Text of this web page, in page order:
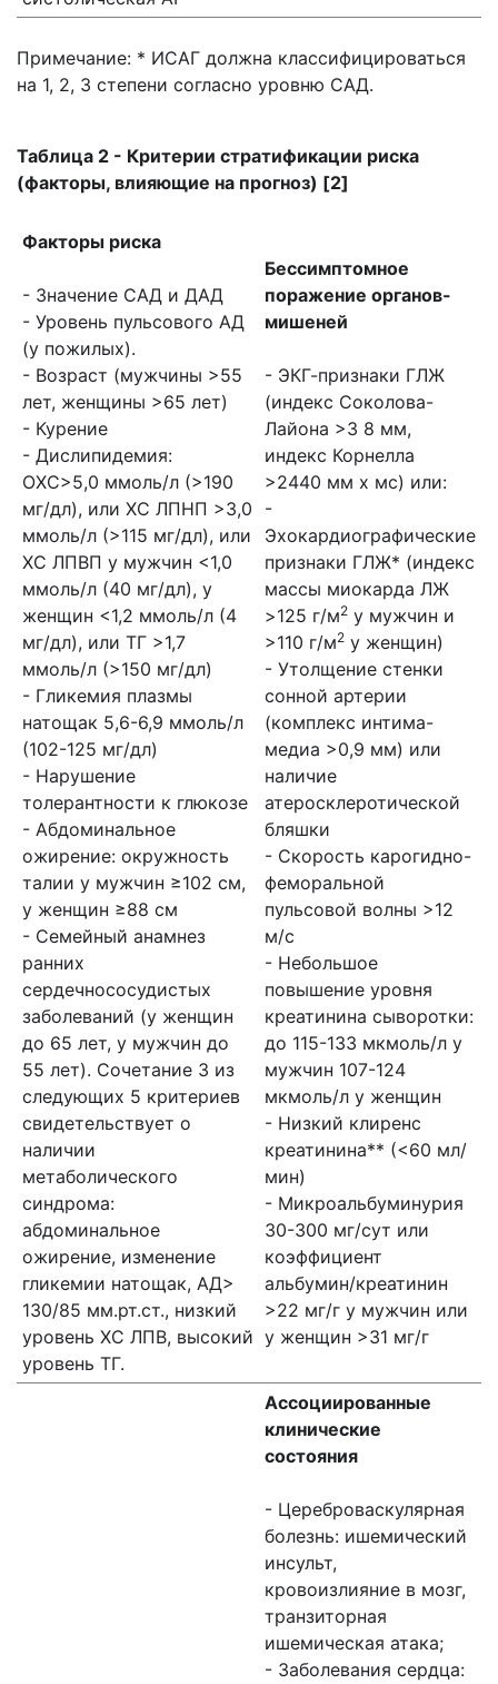
Примечание: * ИСАГ должна классифицироваться
на 1, 2, 3 степени согласно уровню САД.
Таблица 2 - Критерии стратификации риска
(факторы, влияющие на прогноз) [2]
Факторы риска
- Значение САД и ДАД
- Уровень пульсового АД
(у пожилых).
- Возраст (мужчины >55
лет, женщины >65 лет)
- Курение
- Дислипидемия:
ОХС>5,0 ммоль/л (>190
мг/дл), или ХС ЛПНП >3,0
ммоль/л (>115 мг/дл), или
ХС ЛПВП у мужчин <1,0
ммоль/л (40 мг/дл), у
женщин <1,2 ммоль/л (4
мг/дл), или ТГ >1,7
ммоль/л (>150 мг/дл)
- Гликемия плазмы
натощак 5,6-6,9 ммоль/л
(102-125 мг/дл)
- Нарушение
толерантности к глюкозе
- Абдоминальное
ожирение: окружность
талии у мужчин ≥102 см,
у женщин ≥88 см
- Семейный анамнез
ранних
сердечнососудистых
заболеваний (у женщин
до 65 лет, у мужчин до
55 лет). Сочетание 3 из
следующих 5 критериев
свидетельствует о
наличии
метаболического
синдрома:
абдоминальное
ожирение, изменение
гликемии натощак, АД>
130/85 мм.рт.ст., низкий
уровень ХС ЛПВ, высокий
уровень ТГ.
Бессимптомное
поражение органов-
мишеней
- ЭКГ-признаки ГЛЖ
(индекс Соколова-
Лайона >3 8 мм,
индекс Корнелла
>2440 мм х мс) или:
-
Эхокардиографические
признаки ГЛЖ* (индекс
массы миокарда ЛЖ
>125 г/м2 у мужчин и
>110 г/м2 у женщин)
- Утолщение стенки
сонной артерии
(комплекс интима-
медиа >0,9 мм) или
наличие
атеросклеротической
бляшки
- Скорость карогидно-
феморальной
пульсовой волны >12
м/с
- Небольшое
повышение уровня
креатинина сыворотки:
до 115-133 мкмоль/л у
мужчин 107-124
мкмоль/л у женщин
- Низкий клиренс
креатинина** (<60 мл/
мин)
- Микроальбуминурия
30-300 мг/сут или
коэффициент
альбумин/креатинин
>22 мг/г у мужчин или
у женщин >31 мг/г
Ассоциированные
клинические
состояния
- Цереброваскулярная
болезнь: ишемический
инсульт,
кровоизлияние в мозг,
транзиторная
ишемическая атака;
- Заболевания сердца: